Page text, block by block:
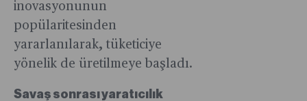
inovasyonunun
popülaritesinden
yararlanılarak, tüketiciye
yönelik de üretilmeye başladı.
Savaş sonrası yaratıcılık